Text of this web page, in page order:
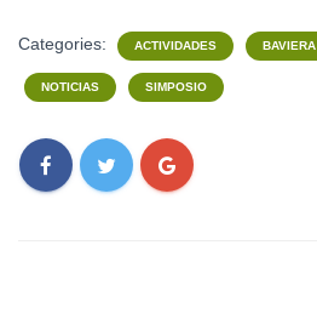
Categories: ACTIVIDADES BAVIERA
NOTICIAS SIMPOSIO